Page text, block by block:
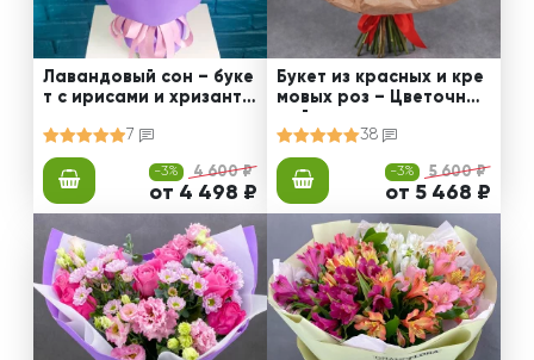
Лавандовый сон – буке
т с ирисами и хризанте
7
-3% 4 600 ₽
от 4 498 ₽
Букет из красных и кре
мовых роз – Цветочный
38
-3% 5 600 ₽
от 5 468 ₽